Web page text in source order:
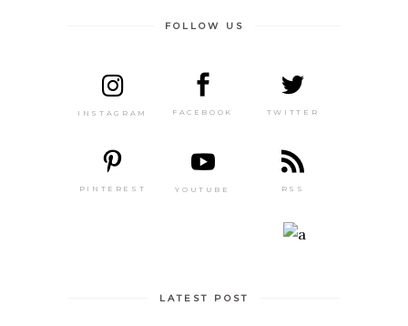
FOLLOW US
INSTAGRAM FACEBOOK TWITTER
PINTEREST YOUTUBE RSS
LATEST POST